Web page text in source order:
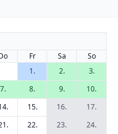
Fr Sa
So
1.
2.
3.
7. 8. 9.
10.
15. 16.
17.
22. 23.
24.